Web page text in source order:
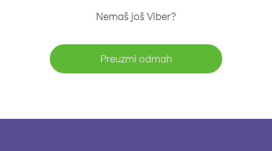
Nemaš još Viber?
Preuzmi odmah